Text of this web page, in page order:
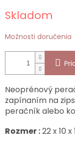
cena:
Skladom
Možnosti doručenia
Neoprénový
zapínaním na
peračník alebo
Rozmer :22 x 10 x